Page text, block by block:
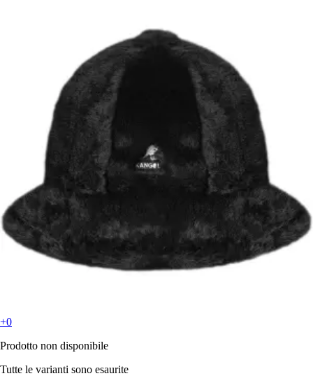
+0
Prodotto non disponibile
Tutte le varianti sono esaurite